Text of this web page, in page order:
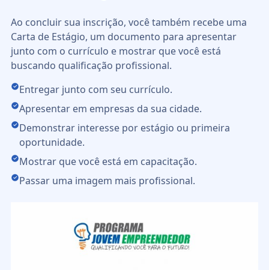
Ao concluir sua inscrição, você também recebe uma
Carta de Estágio, um documento para apresentar
junto com o currículo e mostrar que você está
buscando qualificação profissional.
Entregar junto com seu currículo.
Apresentar em empresas da sua cidade.
Demonstrar interesse por estágio ou primeira
oportunidade.
Mostrar que você está em capacitação.
Passar uma imagem mais profissional.